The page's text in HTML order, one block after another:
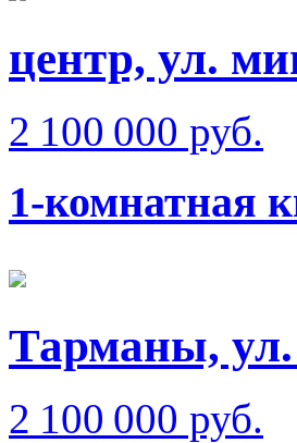
центр, ул.
2 100 000 руб.
1-комнатная
Тарманы, ул.
2 100 000 руб.